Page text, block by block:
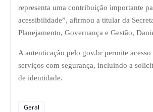
representa uma contribuição importante
acessibilidade”, afirmou a titular da
Planejamento, Governança e Gestão,
A autenticação pelo gov.br permite acesso
serviços com segurança, incluindo a
de identidade.
Geral